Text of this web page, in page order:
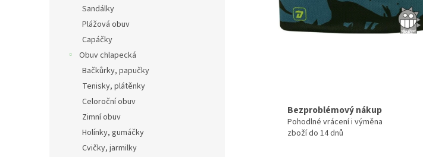
Sandálky
Plážová obuv
Capáčky
Obuv chlapecká
Bačkůrky, papučky
Tenisky, plátěnky
Celoroční obuv
Zimní obuv
Holínky, gumáčky
Cvičky, jarmilky
Bezproblémový nákup
Pohodlné vrácení i výměna
zboží do 14 dnů